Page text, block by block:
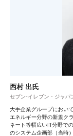
西村 出氏
セブン‐イレブン・ジャ
大手企業グループにおい
エネルギー分野の新規ク
ネート等幅広いIT分野で
のシステム企画部（当時